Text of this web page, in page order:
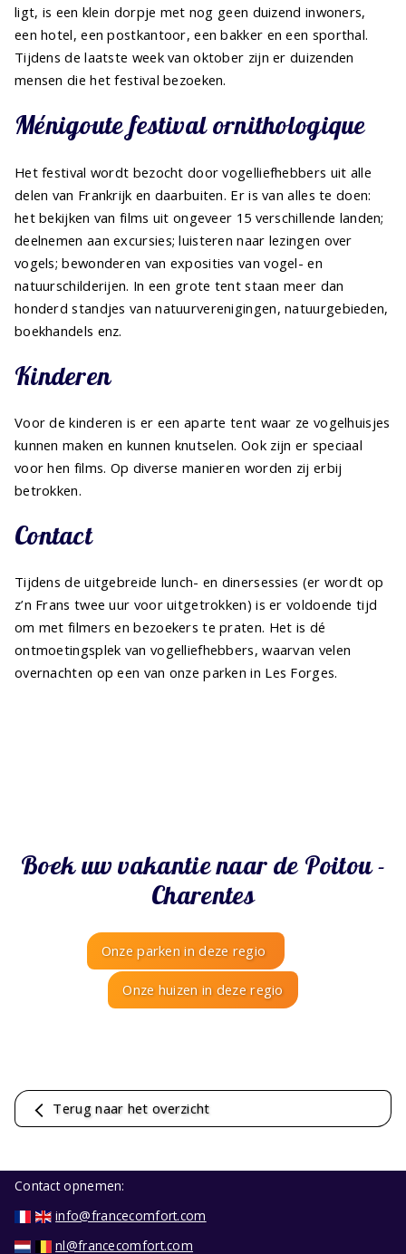
ligt, is een klein dorpje met nog geen duizend inwoners,
een hotel, een postkantoor, een bakker en een sporthal.
Tijdens de laatste week van oktober zijn er duizenden
mensen die het festival bezoeken.
Ménigoute festival ornithologique
Het festival wordt bezocht door vogelliefhebbers uit alle
delen van Frankrijk en daarbuiten. Er is van alles te doen:
het bekijken van films uit ongeveer 15 verschillende landen;
deelnemen aan excursies; luisteren naar lezingen over
vogels; bewonderen van exposities van vogel- en
natuurschilderijen. In een grote tent staan meer dan
honderd standjes van natuurverenigingen, natuurgebieden,
boekhandels enz.
Kinderen
Voor de kinderen is er een aparte tent waar ze vogelhuisjes
kunnen maken en kunnen knutselen. Ook zijn er speciaal
voor hen films. Op diverse manieren worden zij erbij
betrokken.
Contact
Tijdens de uitgebreide lunch- en dinersessies (er wordt op
z’n Frans twee uur voor uitgetrokken) is er voldoende tijd
om met filmers en bezoekers te praten. Het is dé
ontmoetingsplek van vogelliefhebbers, waarvan velen
overnachten op een van onze parken in Les Forges.
Boek uw vakantie naar de Poitou -
Charentes
Onze parken in deze regio
Onze huizen in deze regio
Terug naar het overzicht
Contact opnemen:
info@francecomfort.com
nl@francecomfort.com